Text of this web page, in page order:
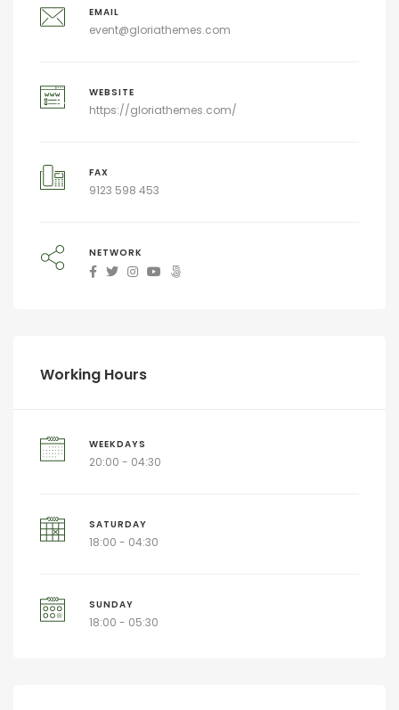
EMAIL
event@gloriathemes.com
WEBSITE
https://gloriathemes.com/
FAX
9123 598 453
NETWORK
Working Hours
WEEKDAYS
20:00 - 04:30
SATURDAY
18:00 - 04:30
SUNDAY
18:00 - 05:30